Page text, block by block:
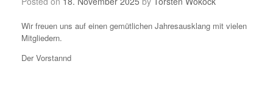
Wir freuen uns auf einen gemütlichen Jahresausklang mit vielen
Mitgliedern.
Der Vorstannd